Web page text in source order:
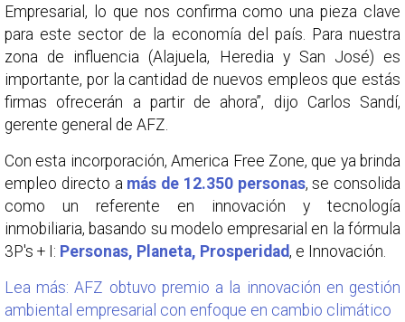
Empresarial, lo que nos confirma como una pieza clave
para este sector de la economía del país. Para nuestra
zona de influencia (Alajuela, Heredia y San José) es
importante, por la cantidad de nuevos empleos que estás
firmas ofrecerán a partir de ahora”, dijo Carlos Sandí,
gerente general de AFZ.
Con esta incorporación, America Free Zone, que ya brinda
empleo directo a más de 12.350 personas, se consolida
como un referente en innovación y tecnología
inmobiliaria, basando su modelo empresarial en la fórmula
3P's + I: Personas, Planeta, Prosperidad, e Innovación.
Lea más: AFZ obtuvo premio a la innovación en gestión
ambiental empresarial con enfoque en cambio climático